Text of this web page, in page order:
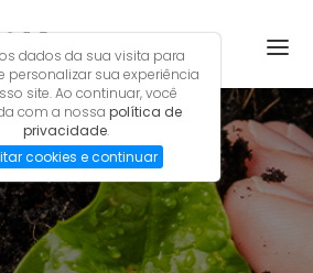
dados da sua visita para
personalizar sua experiência
site. Ao continuar, você
com a nossa política de
privacidade.
cookies e continuar